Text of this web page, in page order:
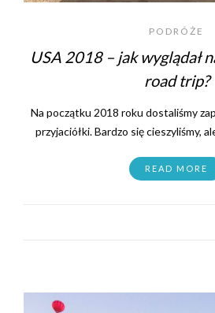
PODRÓŻE
USA 2018 – jak wyglądał
road trip?
Na początku 2018 roku dostaliśmy
przyjaciółki. Bardzo się cieszyliśmy,
READ MORE